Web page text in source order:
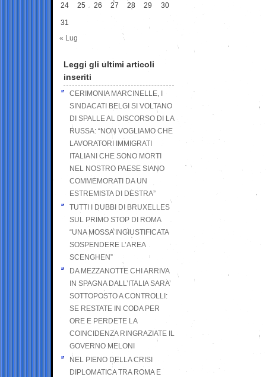
24 25 26 27 28 29 30
31
« Lug
Leggi gli ultimi articoli
inseriti
CERIMONIA MARCINELLE, I
SINDACATI BELGI SI VOLTANO
DI SPALLE AL DISCORSO DI LA
RUSSA: “NON VOGLIAMO CHE
LAVORATORI IMMIGRATI
ITALIANI CHE SONO MORTI
NEL NOSTRO PAESE SIANO
COMMEMORATI DA UN
ESTREMISTA DI DESTRA”
TUTTI I DUBBI DI BRUXELLES
SUL PRIMO STOP DI ROMA
“UNA MOSSA INGIUSTIFICATA
SOSPENDERE L’AREA
SCENGHEN”
DA MEZZANOTTE CHI ARRIVA
IN SPAGNA DALL’ITALIA SARA’
SOTTOPOSTO A CONTROLLI:
SE RESTATE IN CODA PER
ORE E PERDETE LA
COINCIDENZA RINGRAZIATE IL
GOVERNO MELONI
NEL PIENO DELLA CRISI
DIPLOMATICA TRA ROMA E